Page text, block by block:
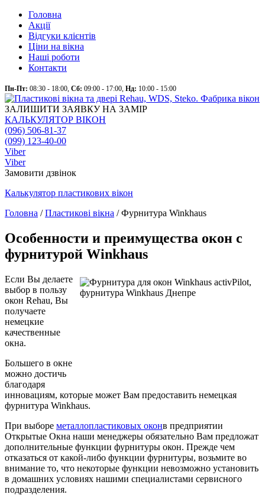
Головна
Акції
Відгуки клієнтів
Ціни на вікна
Наші роботи
Контакти
Пн-Пт: 08:30 - 18:00, Сб: 09:00 - 17:00, Нд: 10:00 - 15:00
ЗАЛИШИТИ ЗАЯВКУ НА ЗАМІР
КАЛЬКУЛЯТОР ВІКОН
(096) 506-81-37
(099) 123-40-00
Viber
Viber
Замовити дзвінок
Калькулятор пластикових вікон
Головна /Пластикові вікна /Фурнитура Winkhaus
Особенности и преимущества окон с
фурнитурой Winkhaus
Если Вы делаете
выбор в пользу
окон Rehau, Вы
получаете
немецкие
качественные
окна.
Большего в окне
можно достичь
благодаря
инновациям, которые может Вам предоставить немецкая
фурнитура Winkhaus.
При выборе металлопластиковых оконв предприятии
Открытые Окна наши менеджеры обязательно Вам предложат
дополнительные функции фурнитуры окон. Прежде чем
отказаться от какой-либо функции фурнитуры, возьмите во
внимание то, что некоторые функции невозможно установить
в домашних условиях нашими специалистами сервисного
подразделения.